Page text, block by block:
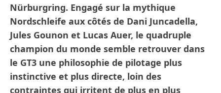
Nürburgring. Engagé sur la mythique
Nordschleife aux côtés de Dani Juncadella,
Jules Gounon et Lucas Auer, le quadruple
champion du monde semble retrouver dans
le GT3 une philosophie de pilotage plus
instinctive et plus directe, loin des
contraintes qui irritent de plus en plus